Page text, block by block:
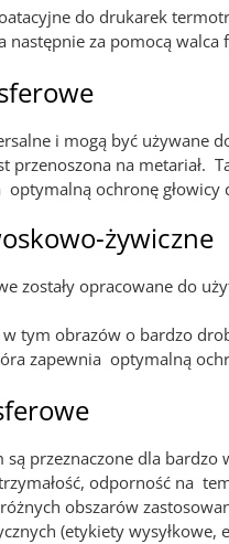
do drukarek
następnie za pomocą
i mogą być używane
na metariał.
ochronę głowicy
żywiczne
zostały opracowane do
tym obrazów o bardzo
zapewnia optymalną
przeznaczone dla
odporność na
obszarów
(etykiety wysyłkowe,